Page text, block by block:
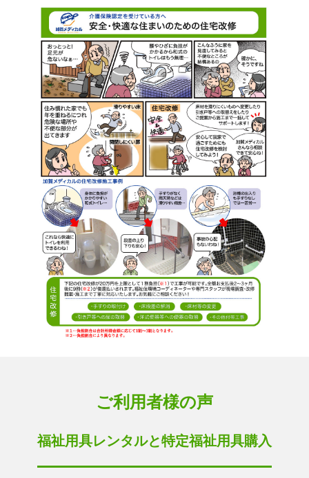
ご利用者様の声
福祉用具レンタルと特定福祉用具購入